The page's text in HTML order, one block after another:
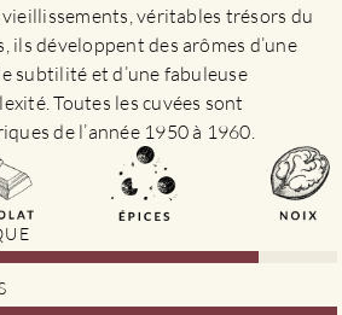
vieillissements, véritables trésors du
ils développent des arômes d’une
subtilité et d’une fabuleuse
Toutes les cuvées sont
de l’année 1950 à 1960.